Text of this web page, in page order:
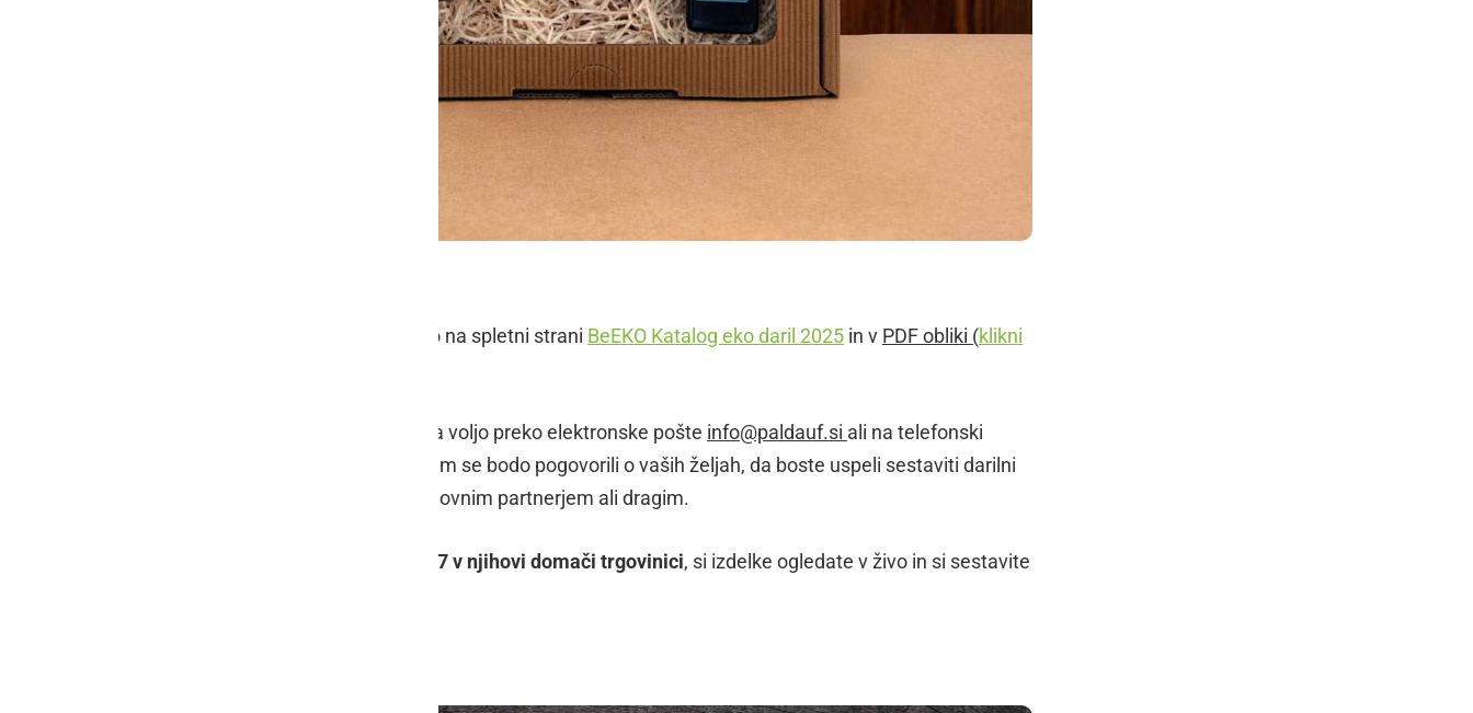
je na voljo na spletni strani BeEKO Katalog eko daril 2025 in v PDF obliki (klikni
Za več informacij o darilih so vam na voljo preko elektronske pošte info@paldauf.si ali na telefonski
(Igor). Z veseljem se bodo pogovorili o vaših željah, da boste uspeli sestaviti darilni
paket, ki bo polepšal dan vašim poslovnim partnerjem ali dragim.
v Vučji vasi 37 v njihovi domači trgovinici, si izdelke ogledate v živo in si sestavite